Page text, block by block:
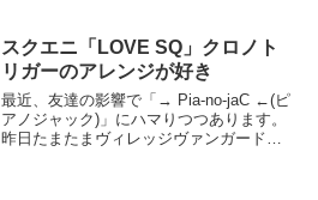
スクエニ「LOVE SQ」クロノト
リガーのアレンジが好き
最近、友達の影響で「→ Pia-no-jaC ←(ピ
アノジャック)」にハマりつつあります。
昨日たまたまヴィレッジヴァンガードに